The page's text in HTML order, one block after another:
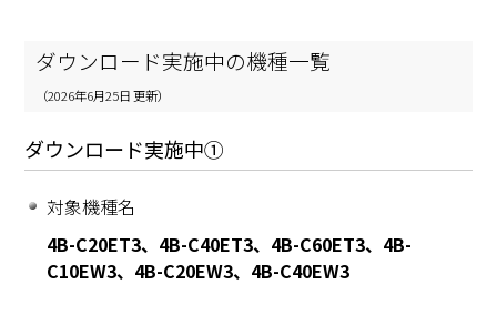
ダウンロード実施中の機種一覧
（2026年6月25日 更新）
ダウンロード実施中①
対象機種名
4B-C20ET3、4B-C40ET3、4B-C60ET3、4B-
C10EW3、4B-C20EW3、4B-C40EW3